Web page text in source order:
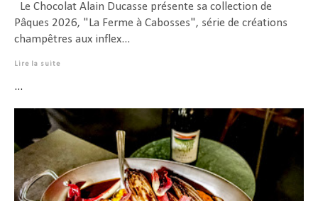
Le Chocolat Alain Ducasse présente sa collection de
Pâques 2026, "La Ferme à Cabosses", série de créations
champêtres aux inflex...
Lire la suite
...